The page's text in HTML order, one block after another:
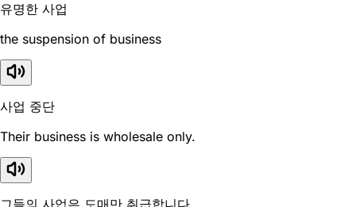
유명한 사업
the suspension of business
사업 중단
Their business is wholesale only.